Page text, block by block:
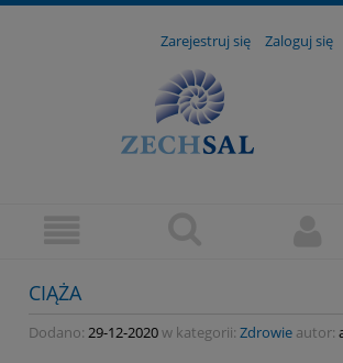
Zarejestruj się Zaloguj się
CIĄŻA
Dodano: 29-12-2020w kategorii: Zdrowie autor: